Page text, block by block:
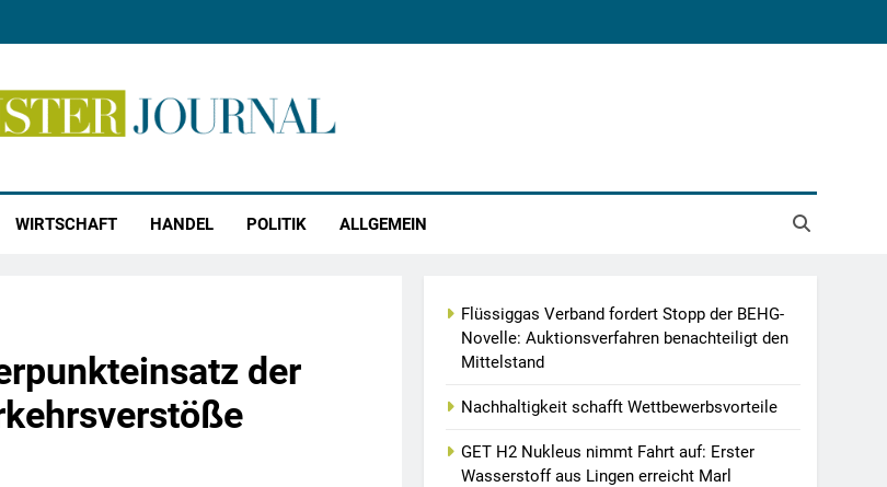
WIRTSCHAFT HANDEL POLITIK ALLGEMEIN
der
Flüssiggas Verband fordert Stopp der BEHG-
Novelle: Auktionsverfahren benachteiligt den
Mittelstand
Nachhaltigkeit schafft Wettbewerbsvorteile
GET H2 Nukleus nimmt Fahrt auf: Erster
Wasserstoff aus Lingen erreicht Marl